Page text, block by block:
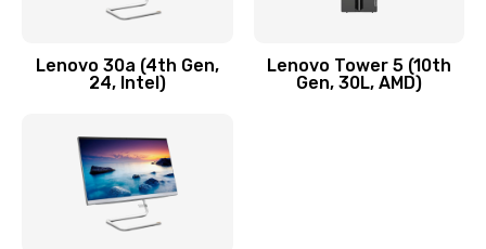
Заказать
Lenovo 30a (4th Gen,
24, Intel)
Lenovo Tower 5 (10th
Gen, 30L, AMD)